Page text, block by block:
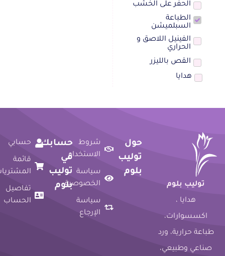
الحفر على الخشب
الطباعة
السبلميشن
الفينيل اللاصق و
الحراري
القص بالليزر
هدايا
توليب بلوم
هدايا ،
اكسسوارات،
طباعة حرارية، ورد
صناعي وطبيعي،
حول
توليب
بلوم
شروط
الاستخدام
سياسة
الخصوصية
سياسة
الإرجاع
حسابك
في
توليب
بلوم
حسابي
قائمة
المشتريات
تفاصيل
الحساب